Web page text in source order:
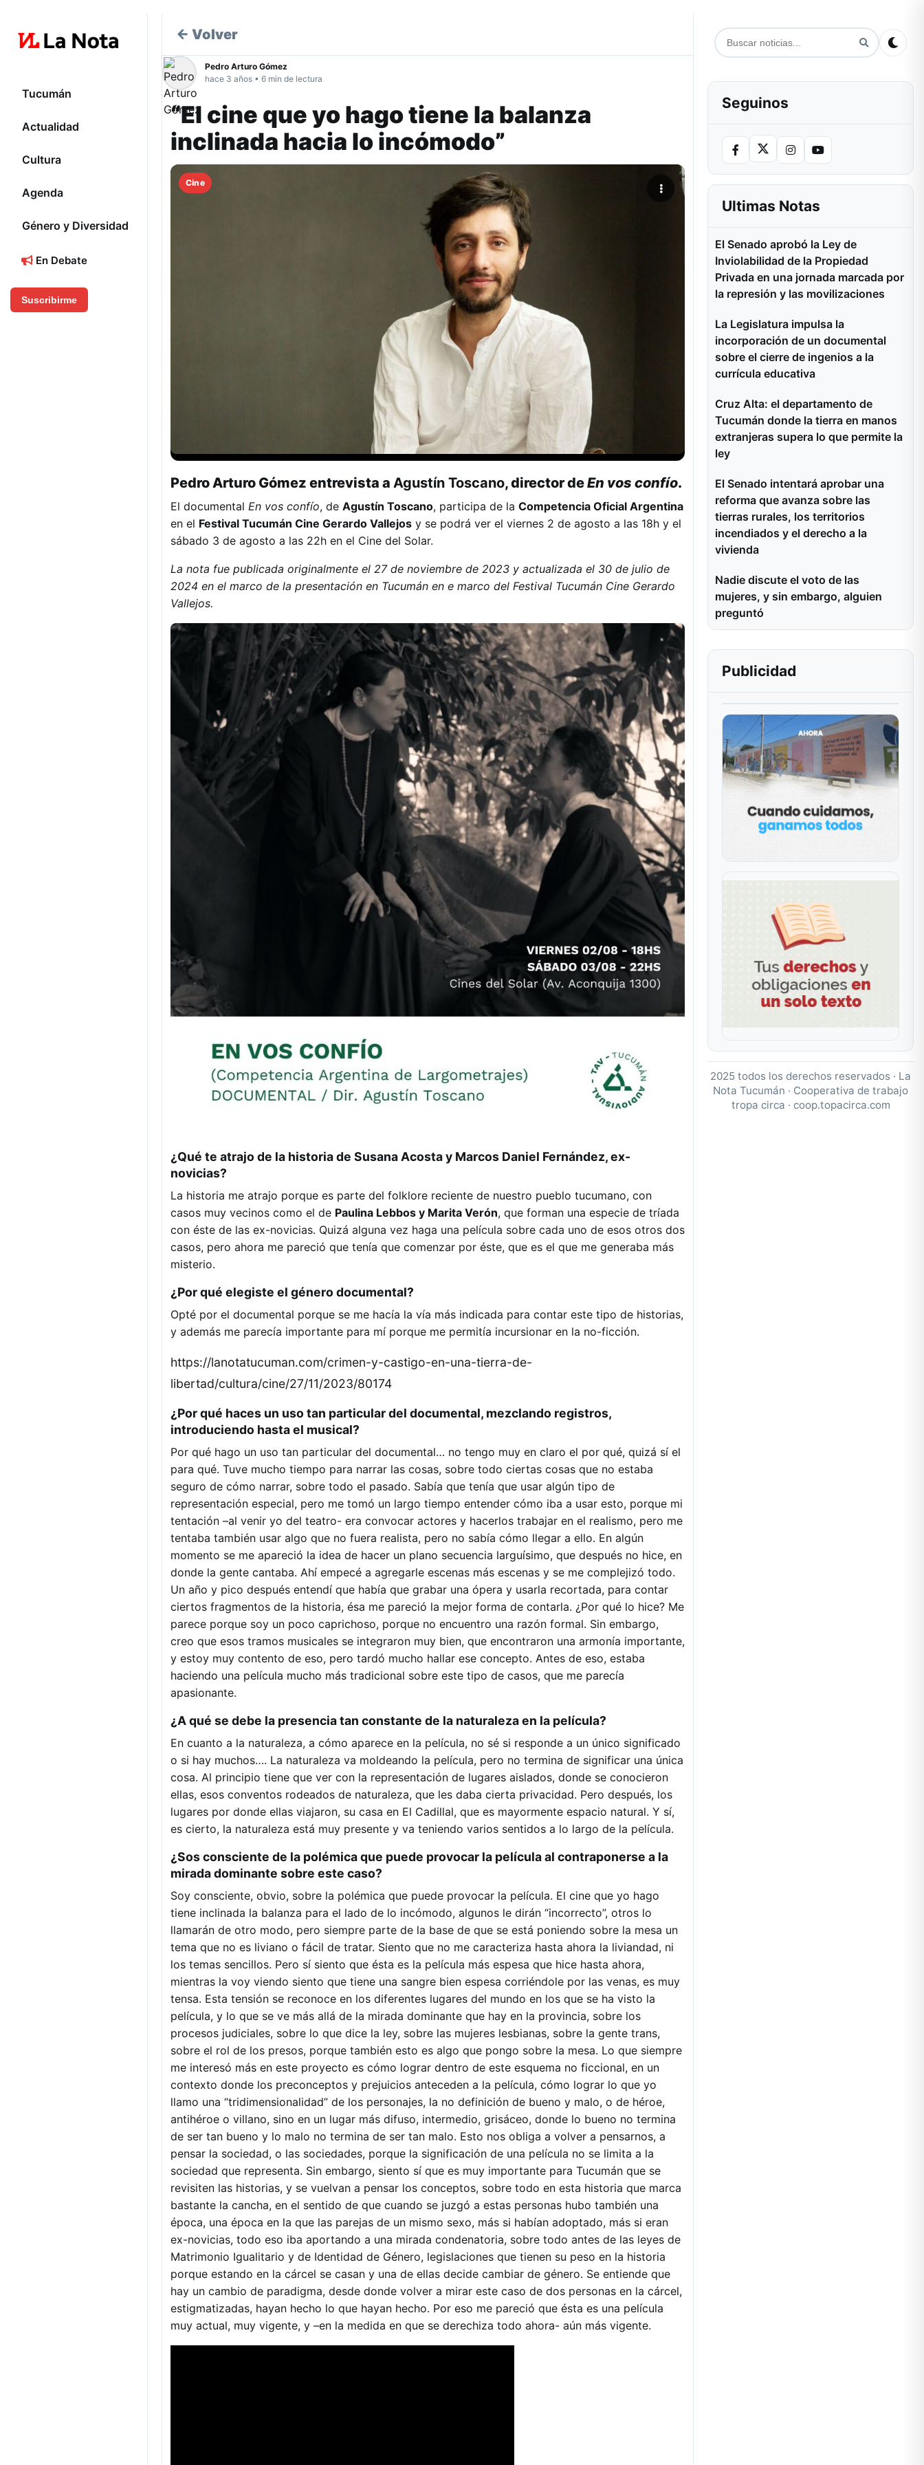
Tucumán
Actualidad
Cultura
Agenda
Género y Diversidad
En Debate
Suscribirme
← Volver
Pedro Arturo Gómez
hace 3 años • 6 min de lectura
“El cine que yo hago tiene la balanza
inclinada hacia lo incómodo”
Cine
Pedro Arturo Gómez entrevista a Agustín Toscano, director deEn vos confío.
El documental En vos confío, de Agustín Toscano, participa de la Competencia Oficial Argentina
en el Festival Tucumán Cine Gerardo Vallejos y se podrá ver el viernes 2 de agosto a las 18h y el
sábado 3 de agosto a las 22h en el Cine del Solar.
La nota fue publicada originalmente el 27 de noviembre de 2023 y actualizada el 30 de julio de
2024 en el marco de la presentación en Tucumán en e marco del Festival Tucumán Cine Gerardo
Vallejos.
¿Qué te atrajo de la historia de Susana Acosta y Marcos Daniel Fernández, ex-
novicias?
La historia me atrajo porque es parte del folklore reciente de nuestro pueblo tucumano, con
casos muy vecinos como el de Paulina Lebbos y Marita Verón, que forman una especie de tríada
con éste de las ex-novicias. Quizá alguna vez haga una película sobre cada uno de esos otros dos
casos, pero ahora me pareció que tenía que comenzar por éste, que es el que me generaba más
misterio.
¿Por qué elegiste el género documental?
Opté por el documental porque se me hacía la vía más indicada para contar este tipo de historias,
y además me parecía importante para mí porque me permitía incursionar en la no-ficción.
https://lanotatucuman.com/crimen-y-castigo-en-una-tierra-de-
libertad/cultura/cine/27/11/2023/80174
¿Por qué haces un uso tan particular del documental, mezclando registros,
introduciendo hasta el musical?
Por qué hago un uso tan particular del documental… no tengo muy en claro el por qué, quizá sí el
para qué. Tuve mucho tiempo para narrar las cosas, sobre todo ciertas cosas que no estaba
seguro de cómo narrar, sobre todo el pasado. Sabía que tenía que usar algún tipo de
representación especial, pero me tomó un largo tiempo entender cómo iba a usar esto, porque mi
tentación –al venir yo del teatro- era convocar actores y hacerlos trabajar en el realismo, pero me
tentaba también usar algo que no fuera realista, pero no sabía cómo llegar a ello. En algún
momento se me apareció la idea de hacer un plano secuencia larguísimo, que después no hice, en
donde la gente cantaba. Ahí empecé a agregarle escenas más escenas y se me complejizó todo.
Un año y pico después entendí que había que grabar una ópera y usarla recortada, para contar
ciertos fragmentos de la historia, ésa me pareció la mejor forma de contarla. ¿Por qué lo hice? Me
parece porque soy un poco caprichoso, porque no encuentro una razón formal. Sin embargo,
creo que esos tramos musicales se integraron muy bien, que encontraron una armonía importante,
y estoy muy contento de eso, pero tardó mucho hallar ese concepto. Antes de eso, estaba
haciendo una película mucho más tradicional sobre este tipo de casos, que me parecía
apasionante.
¿A qué se debe la presencia tan constante de la naturaleza en la película?
En cuanto a la naturaleza, a cómo aparece en la película, no sé si responde a un único significado
o si hay muchos…. La naturaleza va moldeando la película, pero no termina de significar una única
cosa. Al principio tiene que ver con la representación de lugares aislados, donde se conocieron
ellas, esos conventos rodeados de naturaleza, que les daba cierta privacidad. Pero después, los
lugares por donde ellas viajaron, su casa en El Cadillal, que es mayormente espacio natural. Y sí,
es cierto, la naturaleza está muy presente y va teniendo varios sentidos a lo largo de la película.
¿Sos consciente de la polémica que puede provocar la película al contraponerse a la
mirada dominante sobre este caso?
Soy consciente, obvio, sobre la polémica que puede provocar la película. El cine que yo hago
tiene inclinada la balanza para el lado de lo incómodo, algunos le dirán “incorrecto”, otros lo
llamarán de otro modo, pero siempre parte de la base de que se está poniendo sobre la mesa un
tema que no es liviano o fácil de tratar. Siento que no me caracteriza hasta ahora la liviandad, ni
los temas sencillos. Pero sí siento que ésta es la película más espesa que hice hasta ahora,
mientras la voy viendo siento que tiene una sangre bien espesa corriéndole por las venas, es muy
tensa. Esta tensión se reconoce en los diferentes lugares del mundo en los que se ha visto la
película, y lo que se ve más allá de la mirada dominante que hay en la provincia, sobre los
procesos judiciales, sobre lo que dice la ley, sobre las mujeres lesbianas, sobre la gente trans,
sobre el rol de los presos, porque también esto es algo que pongo sobre la mesa. Lo que siempre
me interesó más en este proyecto es cómo lograr dentro de este esquema no ficcional, en un
contexto donde los preconceptos y prejuicios anteceden a la película, cómo lograr lo que yo
llamo una “tridimensionalidad” de los personajes, la no definición de bueno y malo, o de héroe,
antihéroe o villano, sino en un lugar más difuso, intermedio, grisáceo, donde lo bueno no termina
de ser tan bueno y lo malo no termina de ser tan malo. Esto nos obliga a volver a pensarnos, a
pensar la sociedad, o las sociedades, porque la significación de una película no se limita a la
sociedad que representa. Sin embargo, siento sí que es muy importante para Tucumán que se
revisiten las historias, y se vuelvan a pensar los conceptos, sobre todo en esta historia que marca
bastante la cancha, en el sentido de que cuando se juzgó a estas personas hubo también una
época, una época en la que las parejas de un mismo sexo, más si habían adoptado, más si eran
ex-novicias, todo eso iba aportando a una mirada condenatoria, sobre todo antes de las leyes de
Matrimonio Igualitario y de Identidad de Género, legislaciones que tienen su peso en la historia
porque estando en la cárcel se casan y una de ellas decide cambiar de género. Se entiende que
hay un cambio de paradigma, desde donde volver a mirar este caso de dos personas en la cárcel,
estigmatizadas, hayan hecho lo que hayan hecho. Por eso me pareció que ésta es una película
muy actual, muy vigente, y –en la medida en que se derechiza todo ahora- aún más vigente.
Seguinos
Ultimas Notas
El Senado aprobó la Ley de
Inviolabilidad de la Propiedad
Privada en una jornada marcada por
la represión y las movilizaciones
La Legislatura impulsa la
incorporación de un documental
sobre el cierre de ingenios a la
currícula educativa
Cruz Alta: el departamento de
Tucumán donde la tierra en manos
extranjeras supera lo que permite la
ley
El Senado intentará aprobar una
reforma que avanza sobre las
tierras rurales, los territorios
incendiados y el derecho a la
vivienda
Nadie discute el voto de las
mujeres, y sin embargo, alguien
preguntó
Publicidad
2025 todos los derechos reservados · La
Nota Tucumán · Cooperativa de trabajo
tropa circa · coop.topacirca.com